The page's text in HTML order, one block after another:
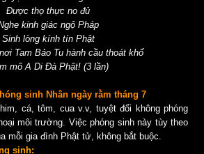
Được thọ thực no đủ
kinh giác ngộ Pháp
Sinh lòng kính tín Phật
Tam Bảo Tu hành cầu thoát khổ
mô A Di Đà Phật! (3 lần)
sinh Nhân ngày rằm tháng 7
cá, tôm, cua v.v, tuyệt đối không phóng
môi trường. Việc phóng sinh này tùy theo
mỗi gia đình Phật tử, không bắt buộc.
sinh: